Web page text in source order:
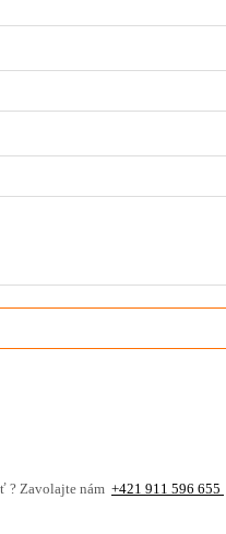
? Zavolajte nám +421 911 596 655